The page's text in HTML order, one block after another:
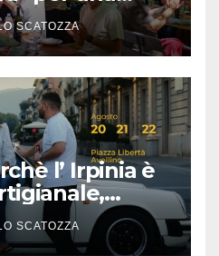
del
SCATOZZA
l’ Irpinia è
ad Avellino
SCATOZZA